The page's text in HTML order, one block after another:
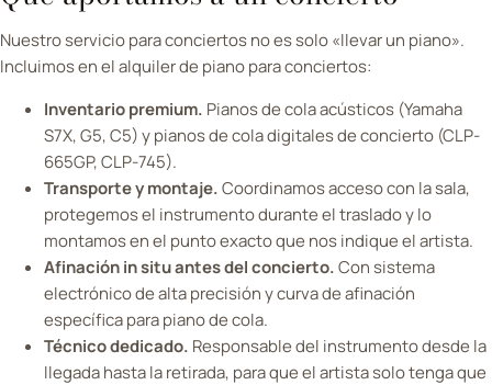
Nuestro servicio para conciertos no es solo «llevar un piano».
Incluimos en el alquiler de piano para conciertos:
Inventario premium. Pianos de cola acústicos (Yamaha
S7X, G5, C5) y pianos de cola digitales de concierto (CLP-
665GP, CLP-745).
Transporte y montaje.Coordinamos acceso con la sala,
protegemos el instrumento durante el traslado y lo
montamos en el punto exacto que nos indique el artista.
Afinación in situ antes del concierto.Con sistema
electrónico de alta precisión y curva de afinación
específica para piano de cola.
Técnico dedicado. Responsable del instrumento desde la
llegada hasta la retirada, para que el artista solo tenga que